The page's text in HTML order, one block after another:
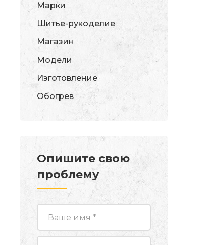
Марки
Шитье-рукоделие
Магазин
Модели
Изготовление
Обогрев
Опишите свою
проблему